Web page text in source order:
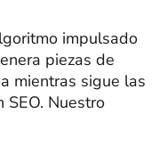
impulsado
piezas de
mientras sigue las
SEO. Nuestro